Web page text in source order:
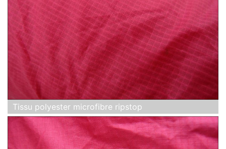
Tissu polyester microfibre ripstop